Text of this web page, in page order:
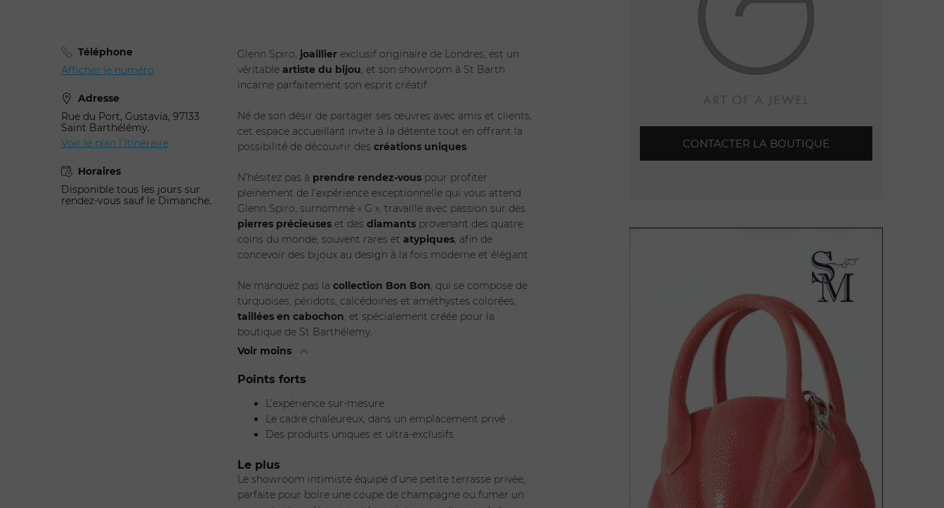
Téléphone
Afficher le numéro
Adresse
Rue du Port, Gustavia, 97133
Saint Barthélémy.
Voir le plan | Itinéraire
Horaires
Disponible tous les jours sur
rendez-vous sauf le Dimanche.
Glenn Spiro, joaillier exclusif originaire de Londres, est un
véritableartiste du bijou, et son showroom à St Barth
incarne parfaitement son esprit créatif.
Né de son désir de partager ses œuvres avec amis et clients,
cet espace accueillant invite à la détente tout en offrant la
possibilité de découvrir descréations uniques.
N’hésitez pas à prendre rendez-vous pour profiter
pleinement de l’expérience exceptionnelle qui vous attend.
Glenn Spiro, surnommé « G », travaille avec passion sur des
pierres précieuses et desdiamants provenant des quatre
coins du monde, souvent rares etatypiques, afin de
concevoir des bijoux au design à la fois moderne et élégant.
Ne manquez pas lacollection Bon Bon, qui se compose de
turquoises, péridots, calcédoines et améthystes colorées,
taillées en cabochon, et spécialement créée pour la
boutique de St Barthélemy.
Voir moins
Points forts
L’expérience sur-mesure
Le cadre chaleureux, dans un emplacement privé
Des produits uniques et ultra-exclusifs
Le plus
Le showroom intimiste équipé d’une petite terrasse privée,
parfaite pour boire une coupe de champagne ou fumer un
CONTACTER LA BOUTIQUE
ENVOYER